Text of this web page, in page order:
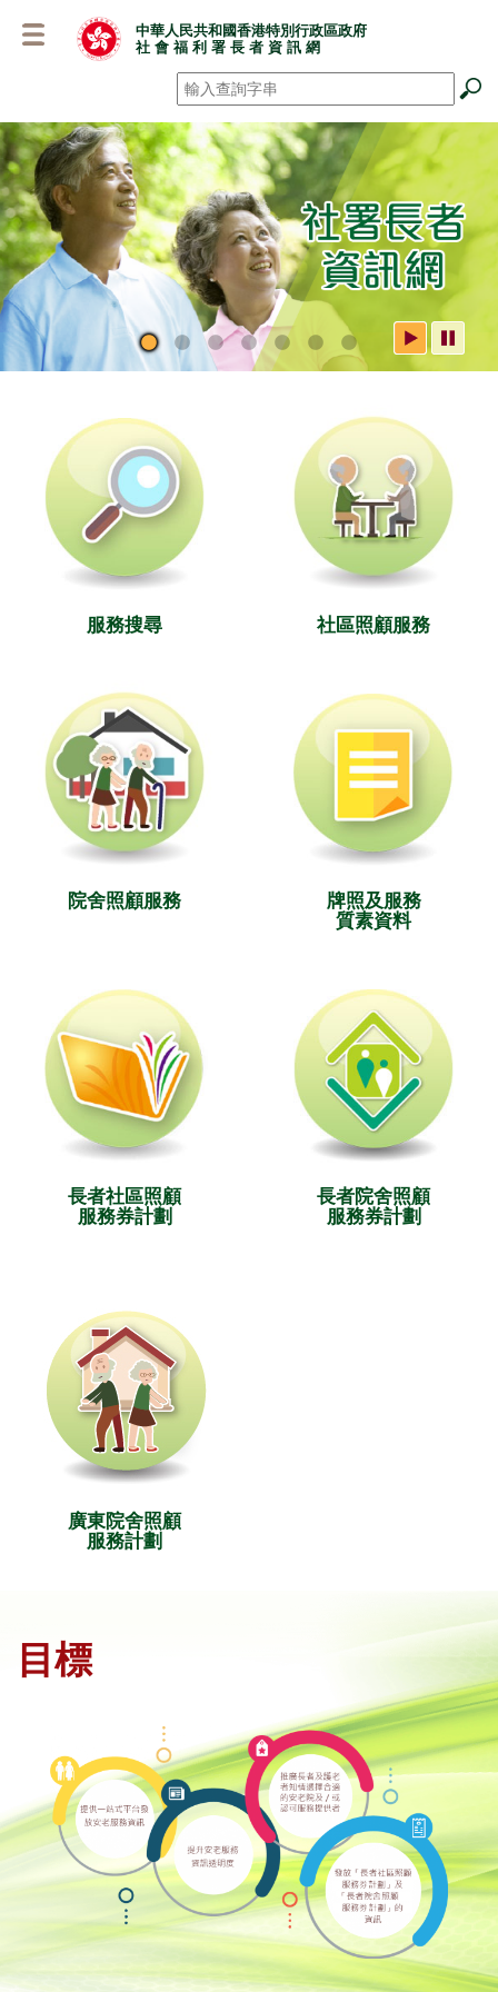
容
中華人民共和國香港特別行政區政府
社 會 福 利 署 長 者 資 訊 網
搜尋 *
社署長者資訊網
服務搜尋 社區照顧服務
院舍照顧服務
牌照及服務
質素資料
長者社區照顧
服務券計劃
長者院舍照顧
服務券計劃
廣東院舍照顧
服務計劃
目標